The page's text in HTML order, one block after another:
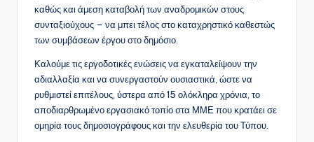
καθώς και άμεση καταβολή των αναδρομικών στους
συνταξιούχους – να μπει τέλος στο καταχρηστικό καθεστώς
των συμβάσεων έργου στο δημόσιο.
Καλούμε τις εργοδοτικές ενώσεις να εγκαταλείψουν την
αδιαλλαξία και να συνεργαστούν ουσιαστικά, ώστε να
ρυθμιστεί επιτέλους, ύστερα από 15 ολόκληρα χρόνια, το
αποδιαρθρωμένο εργασιακό τοπίο στα ΜΜΕ που κρατάει σε
ομηρία τους δημοσιογράφους και την ελευθερία του Τύπου.